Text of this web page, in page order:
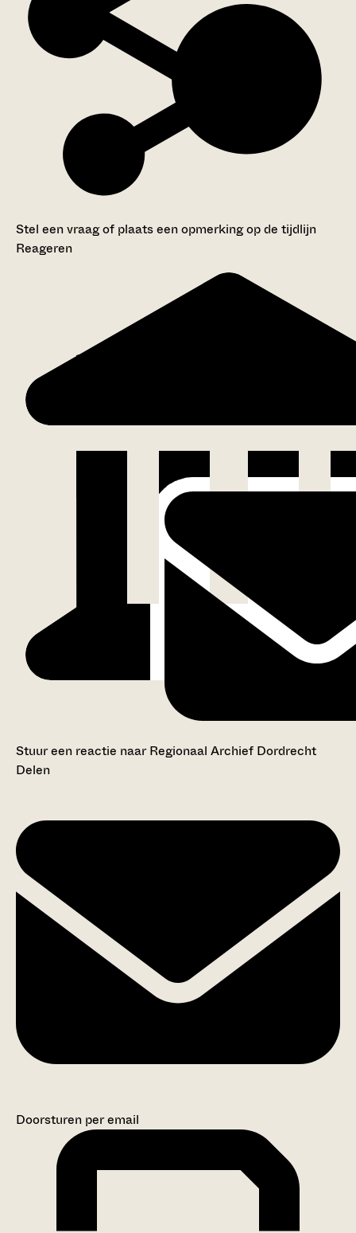
Stel een vraag of plaats een opmerking op de tijdlijn
Reageren
Stuur een reactie naar Regionaal Archief Dordrecht
Delen
Doorsturen per email